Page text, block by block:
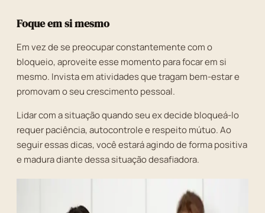
Foque em si mesmo
Em vez de se preocupar constantemente com o
bloqueio, aproveite esse momento para focar em si
mesmo. Invista em atividades que tragam bem-estar e
promovam o seu crescimento pessoal.
Lidar com a situação quando seu ex decide bloqueá-lo
requer paciência, autocontrole e respeito mútuo. Ao
seguir essas dicas, você estará agindo de forma positiva
e madura diante dessa situação desafiadora.